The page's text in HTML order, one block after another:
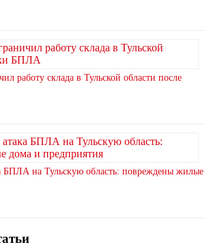
работу склада в Тульской области после
БПЛА на Тульскую область: повреждены жилые